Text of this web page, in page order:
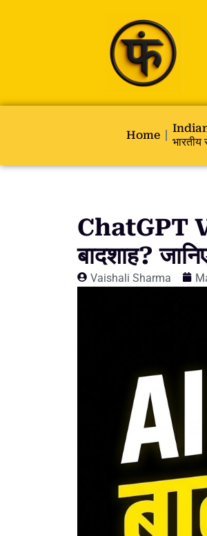
Home
भारतीय
ChatGPT
बादशाह?
Vaishali Sharma